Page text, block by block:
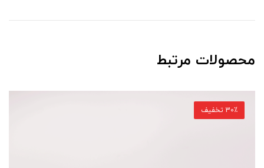
محصولات مرتبط
30٪ تخفیف